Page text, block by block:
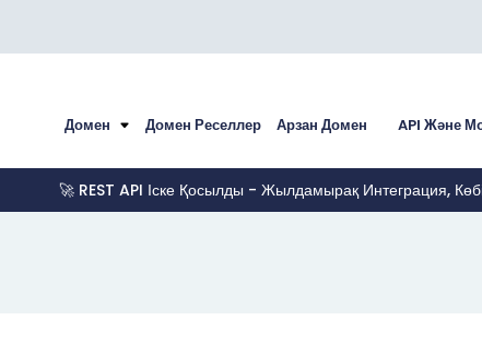
Домен Домен Реселлер Арзан Домен API Және
🚀 REST API Іске Қосылды - Жылдамырақ Интеграция,